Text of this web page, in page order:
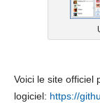
Voici le site officiel
logiciel: https://